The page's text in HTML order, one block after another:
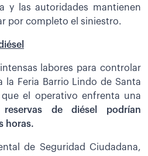
y las autoridades mantienen
por completo el siniestro.
labores para controlar
la Feria Barrio Lindo de Santa
el operativo enfrenta una
reservas de diésel podrían
horas.
de Seguridad Ciudadana,